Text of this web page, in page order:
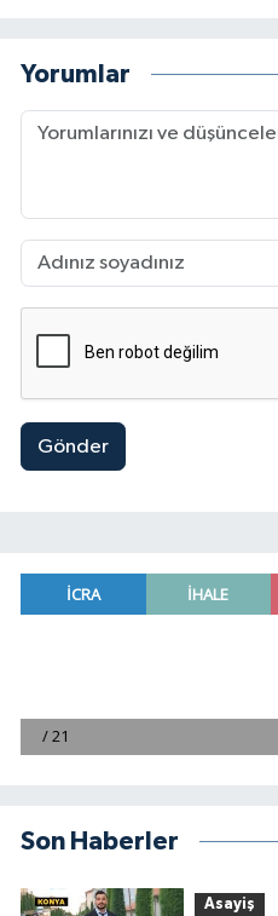
Yorumlar
Gönder
Son Haberler
Asayiş